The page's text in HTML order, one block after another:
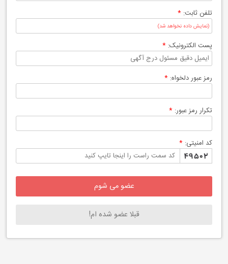
تلفن ثابت: *
پست الکترونیک: *
رمز عبور دلخواه: *
تکرار رمز عبور: *
کد امنیتی: *
قبلا عضو شده ام!